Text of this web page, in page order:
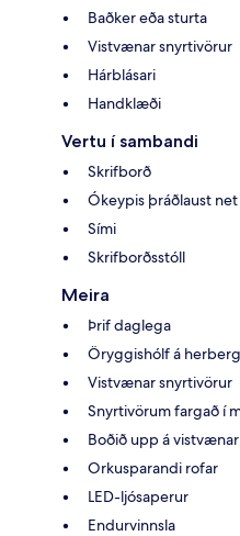
Baðker eða sturta
Vistvænar snyrtivörur
Hárblásari
Handklæði
Vertu í sambandi
Skrifborð
Ókeypis þráðlaust net
Sími
Skrifborðsstóll
Meira
Þrif daglega
Öryggishólf á
Vistvænar snyrtivörur
Snyrtivörum fargað í
Boðið upp á
Orkusparandi rofar
LED-ljósaperur
Endurvinnsla